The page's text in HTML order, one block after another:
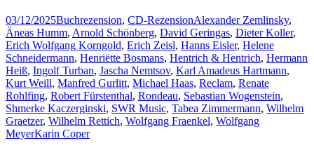
03/12/2025Buchrezension, CD-RezensionAlexander Zemlinsky,
Äneas Humm, Arnold Schönberg, David Geringas, Dieter Koller,
Erich Wolfgang Korngold, Erich Zeisl, Hanns Eisler, Helene
Schneidermann, Henriëtte Bosmans, Hentrich & Hentrich, Hermann
Heiß, Ingolf Turban, Jascha Nemtsov, Karl Amadeus Hartmann,
Kurt Weill, Manfred Gurlitt, Michael Haas, Reclam, Renate
Rohlfing, Robert Fürstenthal, Rondeau, Sebastian Wogenstein,
Shmerke Kaczerginski, SWR Music, Tabea Zimmermann, Wilhelm
Graetzer, Wilhelm Rettich, Wolfgang Fraenkel, Wolfgang
MeyerKarin Coper